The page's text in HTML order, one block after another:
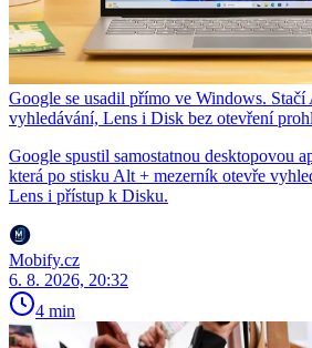
Google se usadil přímo ve Windows.
vyhledávání, Lens i Disk bez otevření
Google spustil samostatnou desktopovou
která po stisku Alt + mezerník otevře
Lens i přístup k Disku.
Mobify.cz
6. 8. 2026, 20:32
4 min